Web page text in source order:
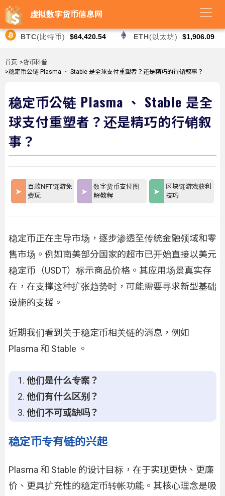
虚拟数字货币信息网
BTC(比特币) $64,420.54 ETH(以太坊) $1,906.09
首页 >货币科普
>稳定币公链 Plasma 、 Stable 是全球支付重塑者？还是精巧的行销叙事？
稳定币公链 Plasma 、 Stable 是全
球支付重塑者？还是精巧的行销叙
事？
百款NFT链游免
费玩
数字货币支付图
解教程
区块链游戏获利
技巧
稳定币正在主导市场，逐步渗透至传统金融领域和零
售市场。例如南美部分国家的超市已开始直接以美元
稳定币（USDT）标示商品价格。其应用场景真实存
在，在支撑这种扩张趋势时，可能需要寻求新型基础
设施的支援。
近期我们看到关于稳定币相关链的消息，例如
Plasma 和 Stable 。
他们是什么专案？
他们有什么区别？
他们不可或缺吗？
稳定币专有链的兴起
Plasma 和 Stable 的设计目标，在于实现更快、更廉
价、更具扩充性的稳定币转帐功能。其核心理念是吸